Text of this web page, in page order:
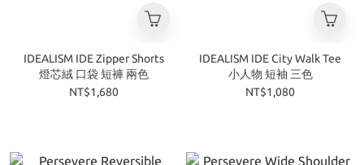
IDEALISM IDE Zipper Shorts
燈芯絨 口袋 短褲 兩色
NT$1,680
IDEALISM IDE City Walk Tee
小人物 短袖 三色
NT$1,080